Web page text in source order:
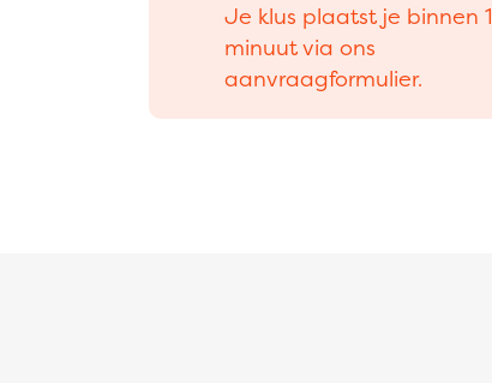
Je klus plaatst je binnen 1
minuut via ons
aanvraagformulier.